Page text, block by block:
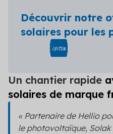
Découvrir notre
solaires pour les
Un chantier rapide
solaires de marque
« Partenaire de Hellio
le photovoltaïque, Solak